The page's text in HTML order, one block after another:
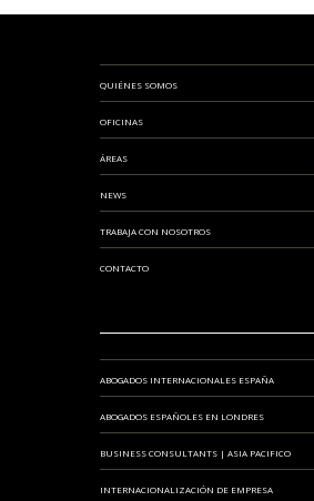
QUIÉNES SOMOS
OFICINAS
ÁREAS
NEWS
TRABAJA CON NOSOTROS
CONTACTO
ABOGADOS INTERNACIONALES ESPAÑA
ABOGADOS ESPAÑOLES EN LONDRES
BUSINESS CONSULTANTS | ASIA PACIFICO
INTERNACIONALIZACIÓN DE EMPRESA